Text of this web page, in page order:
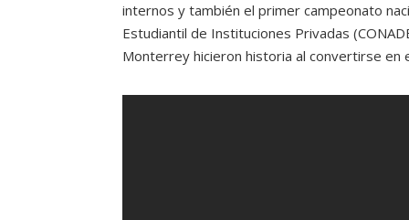
internos y también el primer campeonato
Estudiantil de Instituciones Privadas
Monterrey hicieron historia al convertirse en